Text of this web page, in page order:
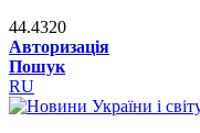
44.4320
Авторизація
Пошук
RU